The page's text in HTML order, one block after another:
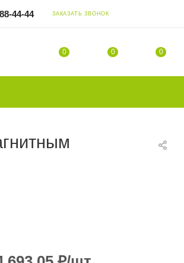
44-44 ЗАКАЗАТЬ ЗВОНОК
0 0 0